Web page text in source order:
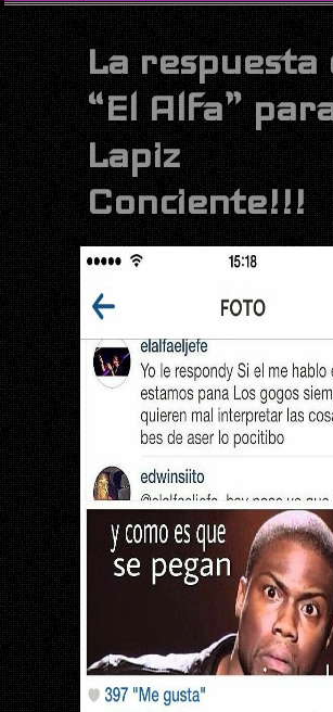
La respuesta
“El Alfa”
Lapiz
Conciente!!!